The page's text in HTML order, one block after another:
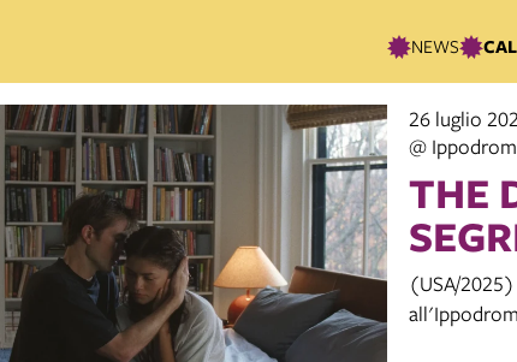
NEWS
26 luglio
@
THE
(USA/